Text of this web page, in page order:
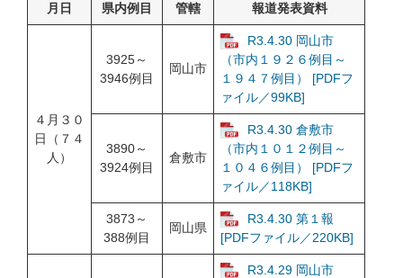
月日
県内例目 管轄 報道発表資料
４月３０
日（７４
人）
3925～
3946例目
岡山市
R3.4.30 岡山市
（市内１９２６例目～
１９４７例目） [PDFフ
ァイル／99KB]
3890～
3924例目
倉敷市
R3.4.30 倉敷市
（市内１０１２例目～
１０４６例目） [PDFフ
ァイル／118KB]
3873～
388例目
岡山県
R3.4.30 第１報
[PDFファイル／220KB]
R3.4.29 岡山市